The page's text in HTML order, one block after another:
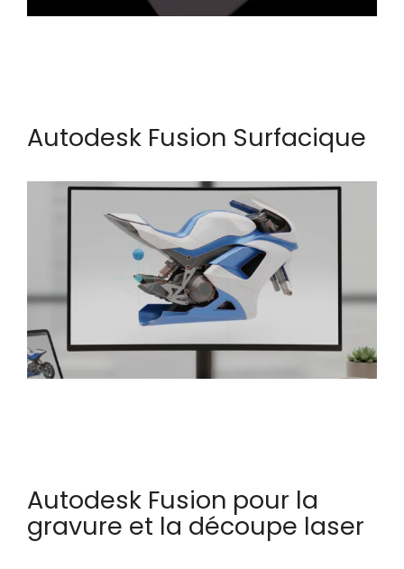
Autodesk Fusion Surfacique
Autodesk Fusion pour la
gravure et la découpe laser